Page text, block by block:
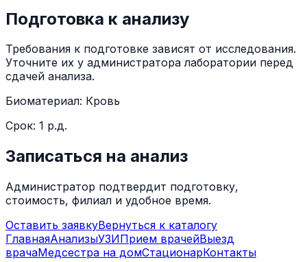
Подготовка к анализу
Требования к подготовке зависят от исследования.
Уточните их у администратора лаборатории перед
сдачей анализа.
Биоматериал: Кровь
Срок: 1 р.д.
Записаться на анализ
Администратор подтвердит подготовку,
стоимость, филиал и удобное время.
Оставить заявкуВернуться к каталогу
ГлавнаяАнализыУЗИПрием врачейВыезд
врачаМедсестра на домСтационарКонтакты